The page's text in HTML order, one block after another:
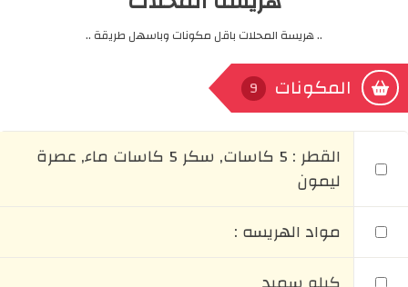
.. هريسة المحلات باقل مكونات وباسهل طريقة ..
المكونات 9
القطر : 5 كاسات, سكر 5 كاسات ماء, عصرة
ليمون
مواد الهريسه :